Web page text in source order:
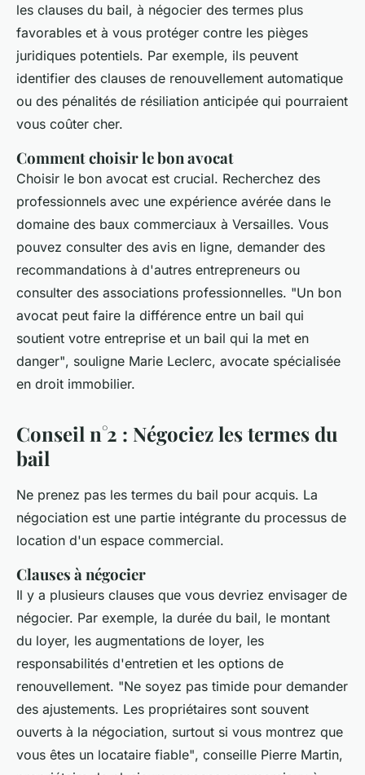
les clauses du bail, à négocier des termes plus
favorables et à vous protéger contre les pièges
juridiques potentiels. Par exemple, ils peuvent
identifier des clauses de renouvellement automatique
ou des pénalités de résiliation anticipée qui pourraient
vous coûter cher.
Comment choisir le bon avocat
Choisir le bon avocat est crucial. Recherchez des
professionnels avec une expérience avérée dans le
domaine des baux commerciaux à Versailles. Vous
pouvez consulter des avis en ligne, demander des
recommandations à d'autres entrepreneurs ou
consulter des associations professionnelles. "Un bon
avocat peut faire la différence entre un bail qui
soutient votre entreprise et un bail qui la met en
danger", souligne Marie Leclerc, avocate spécialisée
en droit immobilier.
Conseil n°2 : Négociez les termes du
bail
Ne prenez pas les termes du bail pour acquis. La
négociation est une partie intégrante du processus de
location d'un espace commercial.
Clauses à négocier
Il y a plusieurs clauses que vous devriez envisager de
négocier. Par exemple, la durée du bail, le montant
du loyer, les augmentations de loyer, les
responsabilités d'entretien et les options de
renouvellement. "Ne soyez pas timide pour demander
des ajustements. Les propriétaires sont souvent
ouverts à la négociation, surtout si vous montrez que
vous êtes un locataire fiable", conseille Pierre Martin,